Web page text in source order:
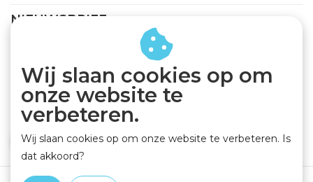
NIEUWSBRIEF
Abonneer je op onze nieuwsbrief om op de hoogte te
ABONNEER
Wij slaan cookies op om
onze website te
verbeteren.
Wij slaan cookies op om onze website te verbeteren. Is
dat akkoord?